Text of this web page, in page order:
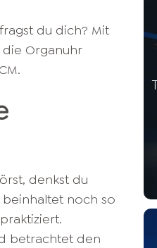
du dich? Mit
Organuhr
denkst du
beinhaltet noch so
betrachtet den